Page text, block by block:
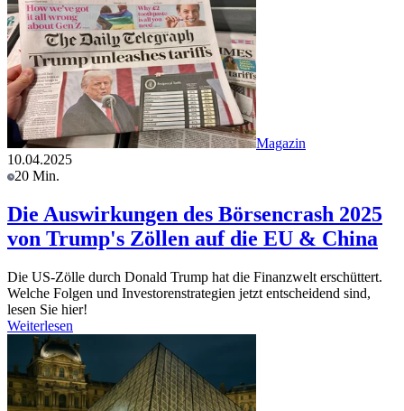
Magazin
10.04.2025
20 Min.
Die Auswirkungen des Börsencrash 2025
von Trump's Zöllen auf die EU & China
Die US-Zölle durch Donald Trump hat die Finanzwelt erschüttert.
Welche Folgen und Investorenstrategien jetzt entscheidend sind,
lesen Sie hier!
Weiterlesen